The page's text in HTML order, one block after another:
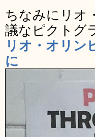
ちなみにリオ
議なピクト
リオ・オリン
に